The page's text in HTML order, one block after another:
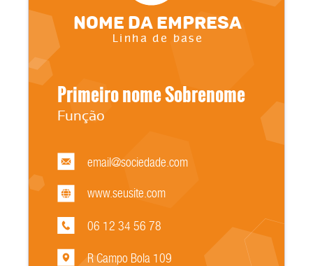
06 12 34 56 78
R Campo Bola 109
www.seusite.com
email@sociedade.com
Função
Primeiro nome Sobrenome
Nome da empresa
Linha de base